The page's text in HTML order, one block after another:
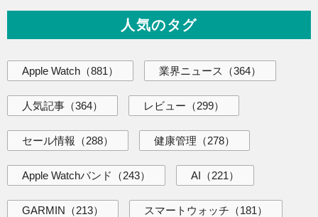
人気のタグ
Apple Watch （881） 業界ニュース （364）
人気記事 （364） レビュー （299）
セール情報 （288） 健康管理 （278）
Apple Watchバンド （243） AI （221）
GARMIN （213） スマートウォッチ （181）